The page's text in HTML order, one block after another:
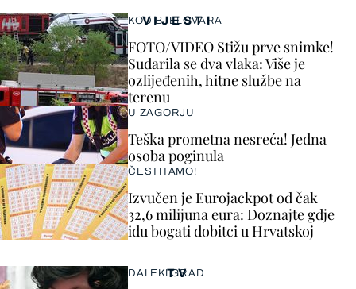
VIJESTI
KOD BJELOVARA
FOTO/VIDEO Stižu prve snimke!
Sudarila se dva vlaka: Više je
ozlijeđenih, hitne službe na
terenu
U ZAGORJU
Teška prometna nesreća! Jedna
osoba poginula
ČESTITAMO!
Izvučen je Eurojackpot od čak
32,6 milijuna eura: Doznajte gdje
idu bogati dobitci u Hrvatskoj
TV
DALEKI GRAD